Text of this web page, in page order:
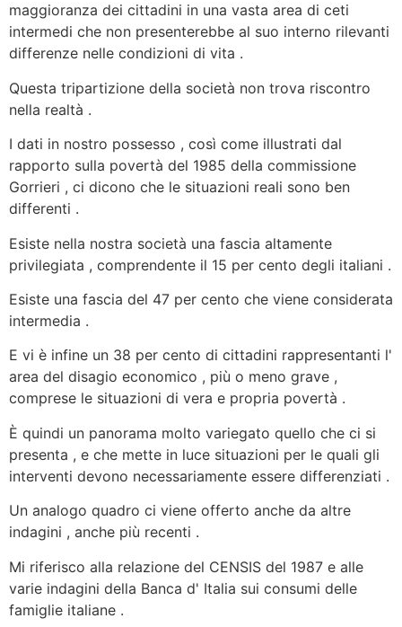
maggioranza dei cittadini in una vasta area di ceti
intermedi che non presenterebbe al suo interno rilevanti
differenze nelle condizioni di vita .
Questa tripartizione della società non trova riscontro
nella realtà .
I dati in nostro possesso , così come illustrati dal
rapporto sulla povertà del 1985 della commissione
Gorrieri , ci dicono che le situazioni reali sono ben
differenti .
Esiste nella nostra società una fascia altamente
privilegiata , comprendente il 15 per cento degli italiani .
Esiste una fascia del 47 per cento che viene considerata
intermedia .
E vi è infine un 38 per cento di cittadini rappresentanti l'
area del disagio economico , più o meno grave ,
comprese le situazioni di vera e propria povertà .
È quindi un panorama molto variegato quello che ci si
presenta , e che mette in luce situazioni per le quali gli
interventi devono necessariamente essere differenziati .
Un analogo quadro ci viene offerto anche da altre
indagini , anche più recenti .
Mi riferisco alla relazione del CENSIS del 1987 e alle
varie indagini della Banca d' Italia sui consumi delle
famiglie italiane .